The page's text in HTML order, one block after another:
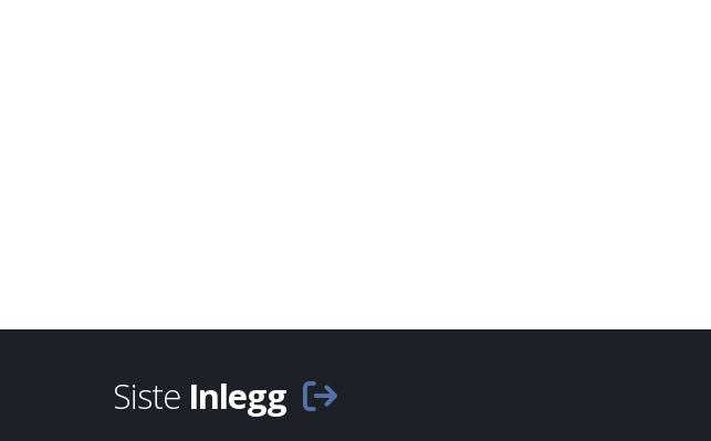
Siste Inlegg